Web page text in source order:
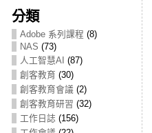
分類
Adobe 系列課程 (8)
NAS (73)
人工智慧AI (87)
創客教育 (30)
創客教育會議 (2)
創客教育研習 (32)
工作日誌 (156)